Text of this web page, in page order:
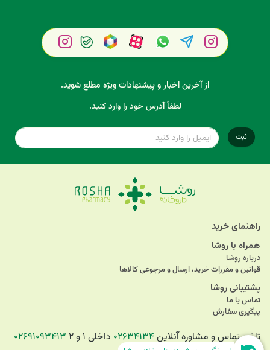
از آخرین اخبار و پیشنهادات ویژه مطلع شوید.
لطفاً آدرس خود را وارد کنید.
ثبت
راهنمای خرید
همراه با روشا
درباره روشا
قوانین و مقررات خرید، ارسال و مرجوعی کالاها
پشتیبانی روشا
تماس با ما
پیگیری سفارش
تلفن تماس و مشاوره آنلاین۰۲۶۳۴۱۳۴ داخلی ۱ و ۲ ۰۲۶۹۱۰۹۳۴۱۳